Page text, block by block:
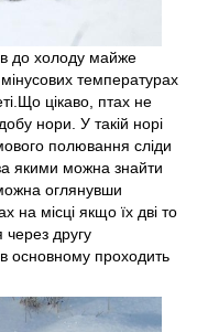
до холоду майже
температурах
цікаво, птах не
нори. У такій норі
полювання сліди
якими можна знайти
оглянувши
на місці якщо їх дві то
другу
основному проходить